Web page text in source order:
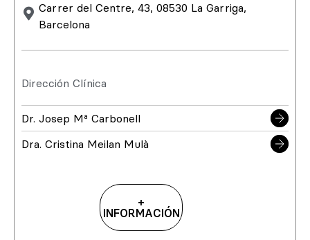
Carrer del Centre, 43, 08530 La Garriga,
Barcelona
Dirección Clínica
Dr. Josep Mª Carbonell
Dra. Cristina Meilan Mulà
+
INFORMACIÓN